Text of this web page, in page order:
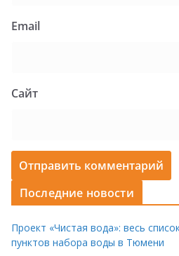
Email
Сайт
Последние новости
Проект «Чистая вода»: весь
пунктов набора воды в Тюмени